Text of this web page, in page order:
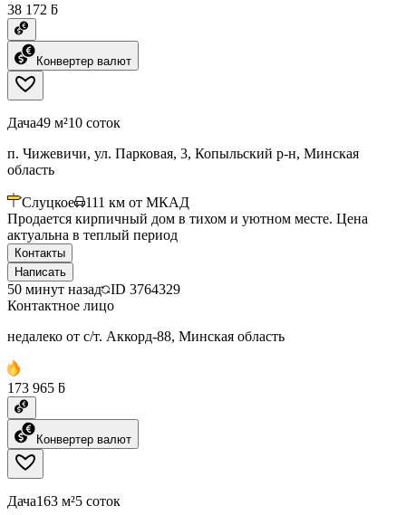
38 172 ƃ
Конвертер валют
Дача49 м²10 соток
п. Чижевичи, ул. Парковая, 3, Копыльский р-н, Минская
область
Слуцкое 111 км от МКАД
Продается кирпичный дом в тихом и уютном месте. Цена
актуальна в теплый период
Контакты
Написать
50 минут назад ID 3764329
Контактное лицо
недалеко от с/т. Аккорд-88, Минская область
173 965 ƃ
Конвертер валют
Дача163 м²5 соток